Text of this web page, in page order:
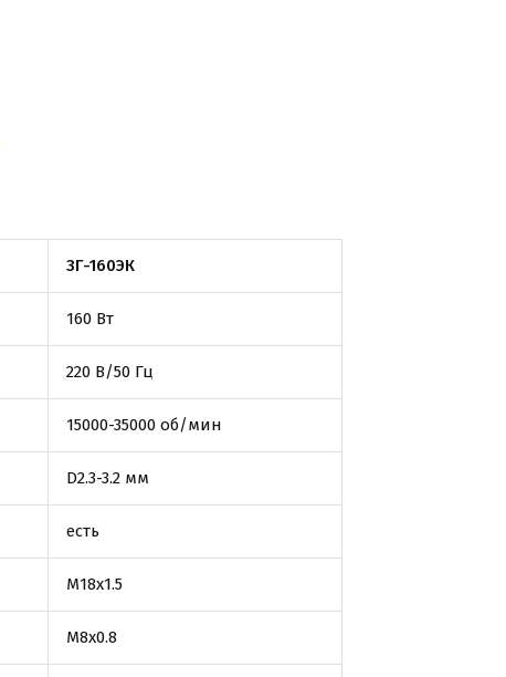
ЗГ-160ЭК
160 Вт
220 В/50 Гц
15000-35000 об/мин
D2.3-3.2 мм
есть
М18х1.5
М8х0.8